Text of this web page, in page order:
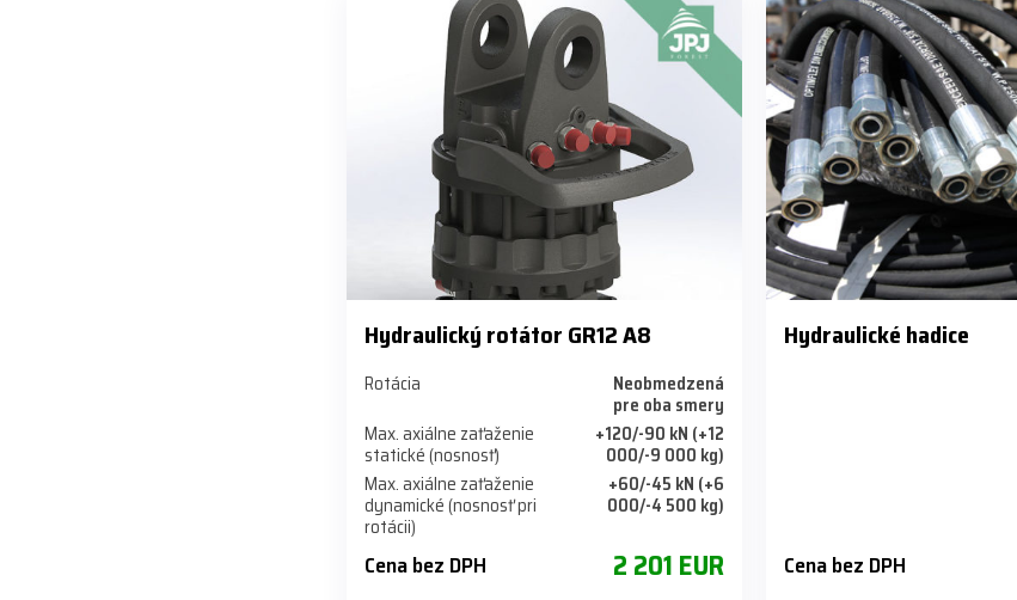
Hydraulický rotátor GR12 A8
Rotácia Neobmedzená
pre oba smery
Max. axiálne zaťaženie
statické (nosnosť)
+120/-90 kN (+12
000/-9 000 kg)
Max. axiálne zaťaženie
dynamické (nosnosť pri
rotácii)
+60/-45 kN (+6
000/-4 500 kg)
Cena bez DPH 2 201 EUR
Hydraulické hadice
Cena bez DPH